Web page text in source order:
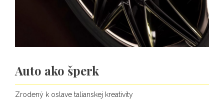
Auto ako šperk
Zrodený k oslave talianskej kreativity